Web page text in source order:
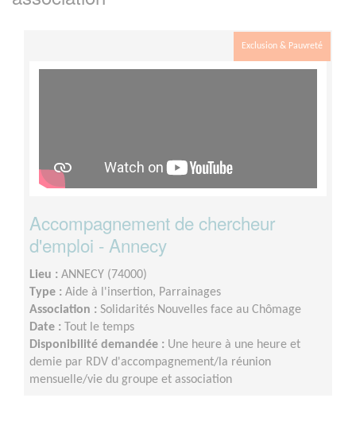
Exclusion & Pauvreté
Accompagnement de chercheur
d'emploi - Annecy
Lieu : ANNECY (74000)
Type : Aide à l'insertion, Parrainages
Association : Solidarités Nouvelles face au Chômage
Date :
Tout le temps
Disponibilité demandée : Une heure à une heure et
demie par RDV d'accompagnement/la réunion
mensuelle/vie du groupe et association